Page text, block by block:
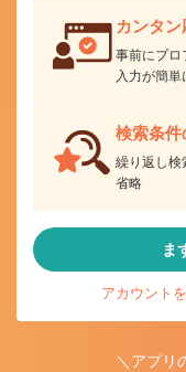
カンタン
事前にプロ
入力が簡単
検索条件
繰り返し検
省略
ま
アカウント
＼アプリ